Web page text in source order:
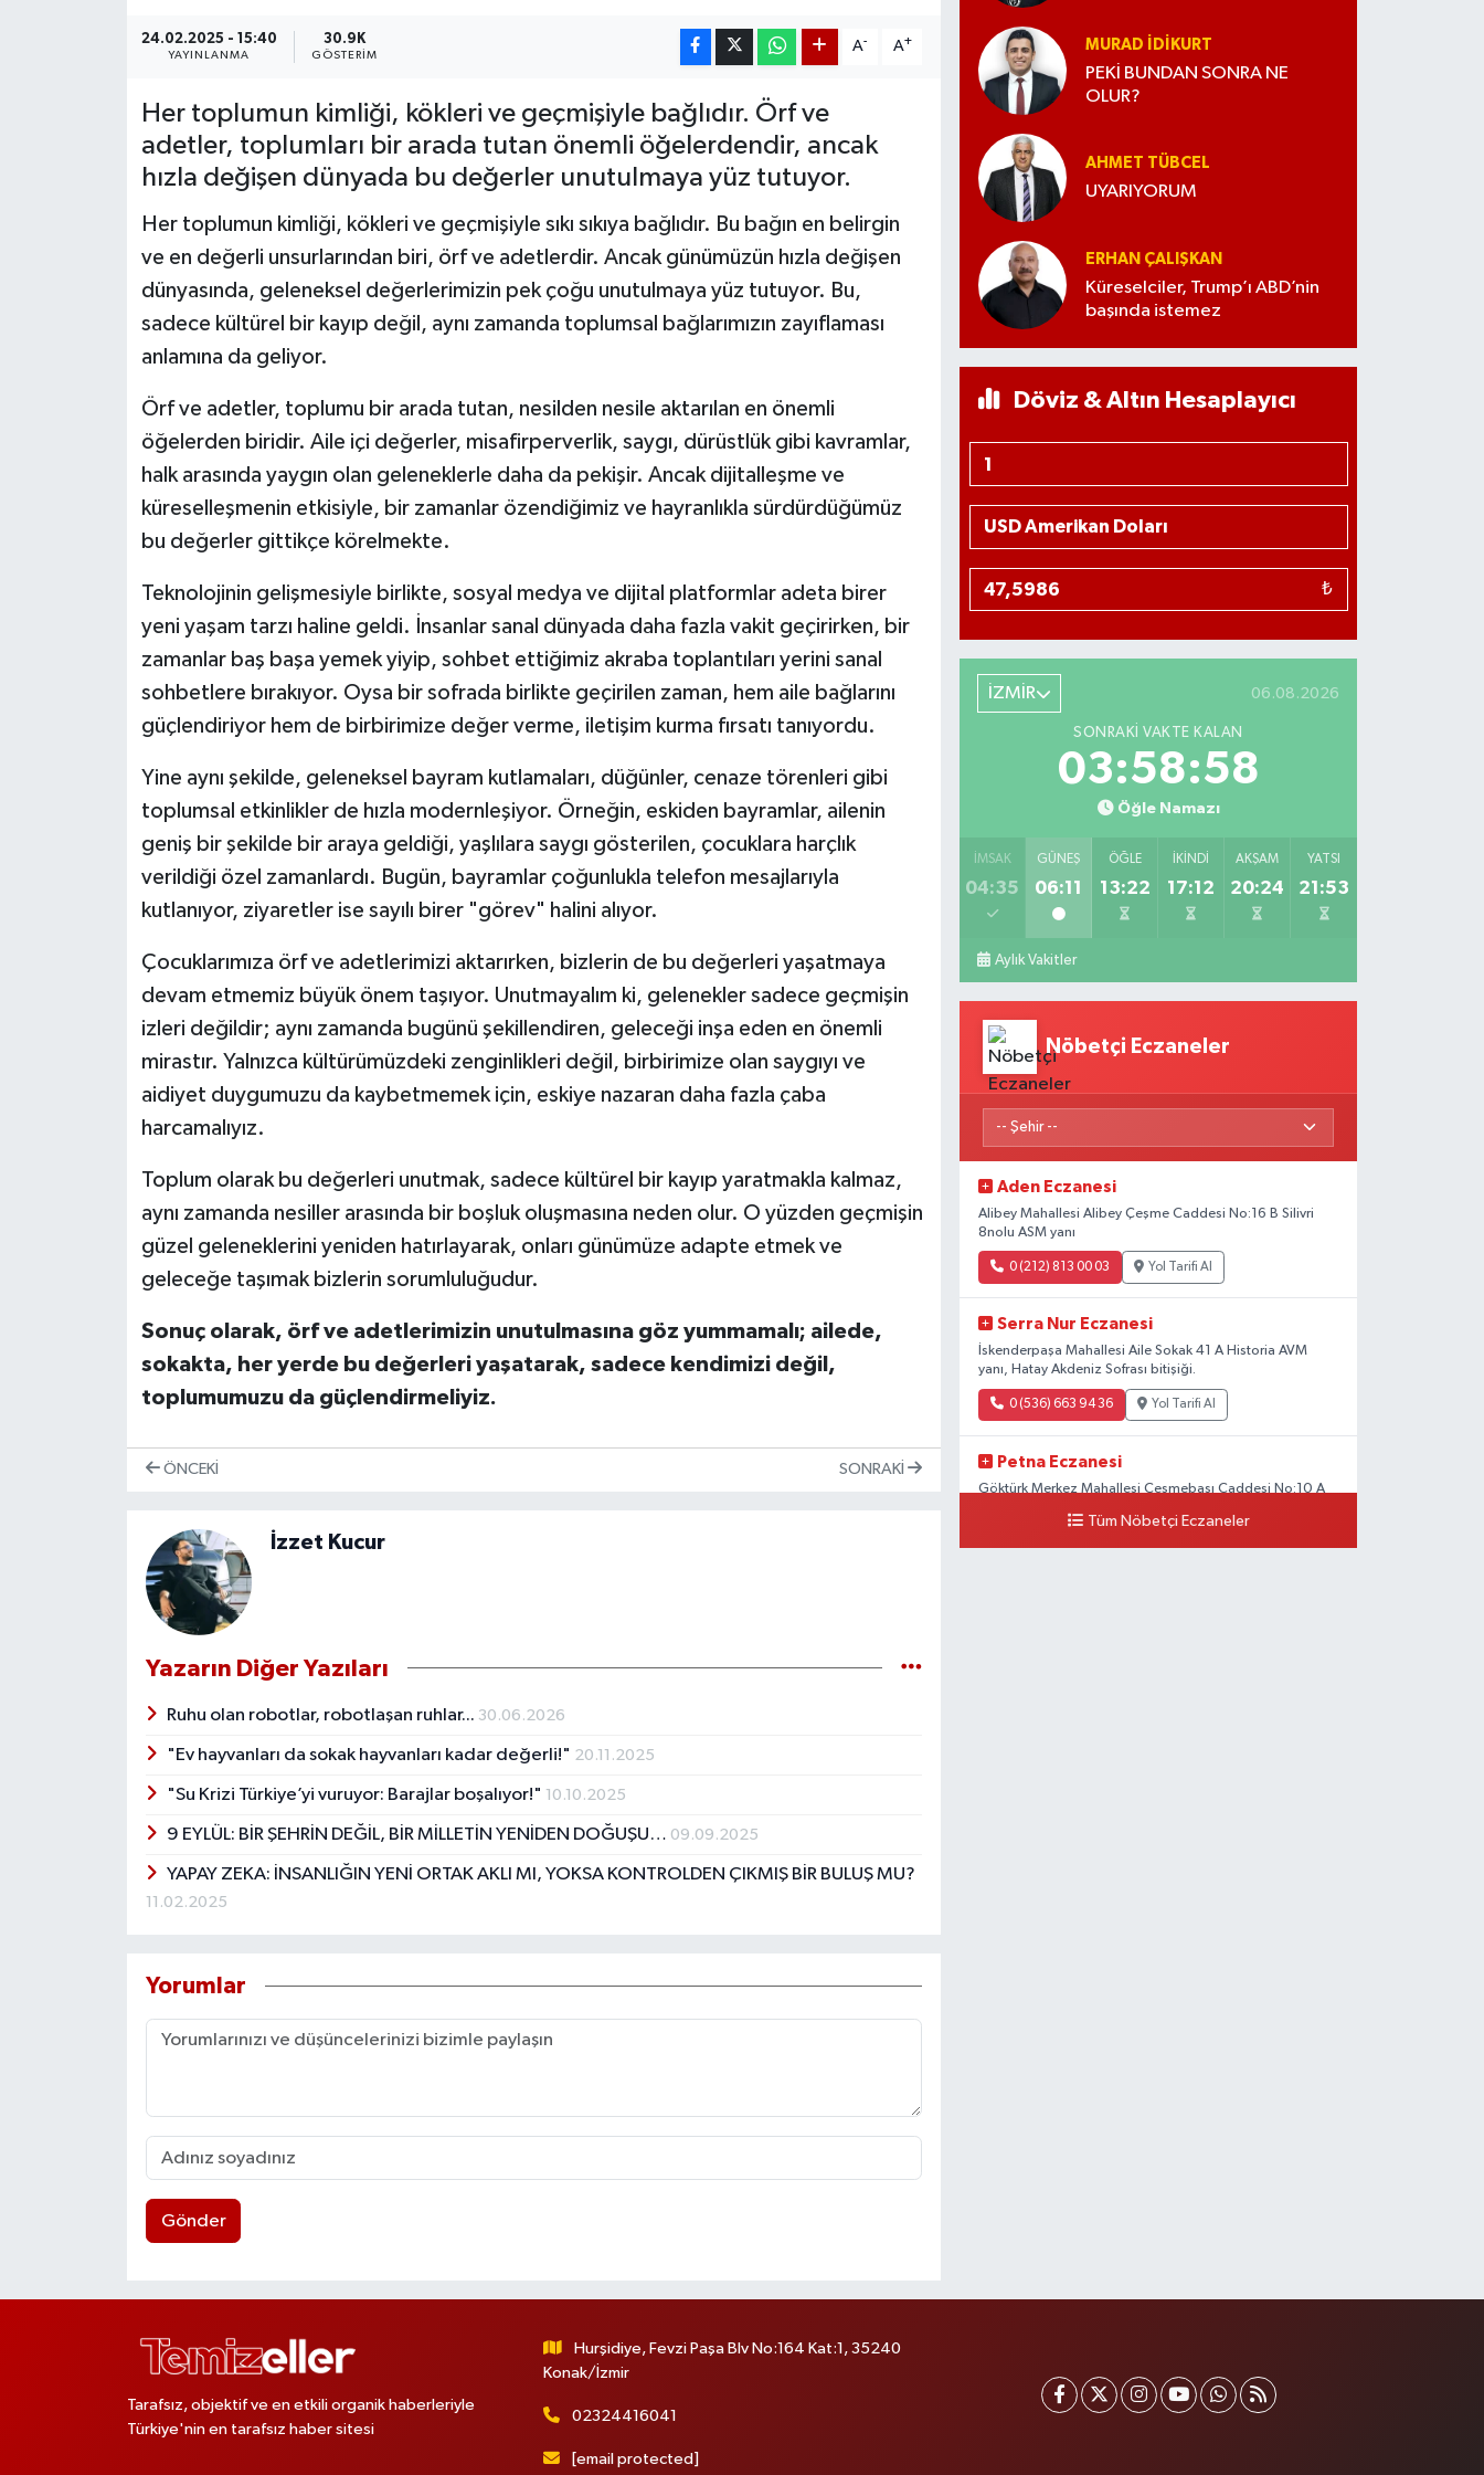
24.02.2025 - 15:40
YAYINLANMA
30.9K
GÖSTERIM
A- A+
Her toplumun kimliği, kökleri ve geçmişiyle bağlıdır. Örf ve
adetler, toplumları bir arada tutan önemli öğelerdendir, ancak
hızla değişen dünyada bu değerler unutulmaya yüz tutuyor.
Her toplumun kimliği, kökleri ve geçmişiyle sıkı sıkıya bağlıdır. Bu bağın en belirgin
ve en değerli unsurlarından biri, örf ve adetlerdir. Ancak günümüzün hızla değişen
dünyasında, geleneksel değerlerimizin pek çoğu unutulmaya yüz tutuyor. Bu,
sadece kültürel bir kayıp değil, aynı zamanda toplumsal bağlarımızın zayıflaması
anlamına da geliyor.
Örf ve adetler, toplumu bir arada tutan, nesilden nesile aktarılan en önemli
öğelerden biridir. Aile içi değerler, misafirperverlik, saygı, dürüstlük gibi kavramlar,
halk arasında yaygın olan geleneklerle daha da pekişir. Ancak dijitalleşme ve
küreselleşmenin etkisiyle, bir zamanlar özendiğimiz ve hayranlıkla sürdürdüğümüz
bu değerler gittikçe körelmekte.
Teknolojinin gelişmesiyle birlikte, sosyal medya ve dijital platformlar adeta birer
yeni yaşam tarzı haline geldi. İnsanlar sanal dünyada daha fazla vakit geçirirken, bir
zamanlar baş başa yemek yiyip, sohbet ettiğimiz akraba toplantıları yerini sanal
sohbetlere bırakıyor. Oysa bir sofrada birlikte geçirilen zaman, hem aile bağlarını
güçlendiriyor hem de birbirimize değer verme, iletişim kurma fırsatı tanıyordu.
Yine aynı şekilde, geleneksel bayram kutlamaları, düğünler, cenaze törenleri gibi
toplumsal etkinlikler de hızla modernleşiyor. Örneğin, eskiden bayramlar, ailenin
geniş bir şekilde bir araya geldiği, yaşlılara saygı gösterilen, çocuklara harçlık
verildiği özel zamanlardı. Bugün, bayramlar çoğunlukla telefon mesajlarıyla
kutlanıyor, ziyaretler ise sayılı birer "görev" halini alıyor.
Çocuklarımıza örf ve adetlerimizi aktarırken, bizlerin de bu değerleri yaşatmaya
devam etmemiz büyük önem taşıyor. Unutmayalım ki, gelenekler sadece geçmişin
izleri değildir; aynı zamanda bugünü şekillendiren, geleceği inşa eden en önemli
mirastır. Yalnızca kültürümüzdeki zenginlikleri değil, birbirimize olan saygıyı ve
aidiyet duygumuzu da kaybetmemek için, eskiye nazaran daha fazla çaba
harcamalıyız.
Toplum olarak bu değerleri unutmak, sadece kültürel bir kayıp yaratmakla kalmaz,
aynı zamanda nesiller arasında bir boşluk oluşmasına neden olur. O yüzden geçmişin
güzel geleneklerini yeniden hatırlayarak, onları günümüze adapte etmek ve
geleceğe taşımak bizlerin sorumluluğudur.
Sonuç olarak, örf ve adetlerimizin unutulmasına göz yummamalı; ailede,
sokakta, her yerde bu değerleri yaşatarak, sadece kendimizi değil,
toplumumuzu da güçlendirmeliyiz.
ÖNCEKI SONRAKI
İzzet Kucur
Yazarın Diğer Yazıları
Ruhu olan robotlar, robotlaşan ruhlar... 30.06.2026
"Ev hayvanları da sokak hayvanları kadar değerli!" 20.11.2025
"Su Krizi Türkiye’yi vuruyor: Barajlar boşalıyor!" 10.10.2025
9 EYLÜL: BİR ŞEHRİN DEĞİL, BİR MİLLETİN YENİDEN DOĞUŞU… 09.09.2025
YAPAY ZEKA: İNSANLIĞIN YENİ ORTAK AKLI MI, YOKSA KONTROLDEN ÇIKMIŞ BİR BULUŞ MU?
11.02.2025
Yorumlar
Gönder
MURAD İDIKURT
PEKİ BUNDAN SONRA NE
OLUR?
AHMET TÜBCEL
UYARIYORUM
ERHAN ÇALIŞKAN
Küreselciler, Trump’ı ABD’nin
başında istemez
Döviz & Altın Hesaplayıcı
₺
İZMİR 06.08.2026
SONRAKI VAKTE KALAN
03:58:58
Öğle Namazı
İMSAK
04:35
GÜNEŞ
06:11
ÖĞLE
13:22
İKINDI
17:12
AKŞAM
20:24
YATSI
21:53
Aylık Vakitler
Nöbetçi Eczaneler
Aden Eczanesi
Alibey Mahallesi Alibey Çeşme Caddesi No:16 B Silivri
8nolu ASM yanı
0 (212) 813 00 03 Yol Tarifi Al
Serra Nur Eczanesi
İskenderpaşa Mahallesi Aile Sokak 41 A Historia AVM
yanı, Hatay Akdeniz Sofrası bitişiği.
0 (536) 663 94 36 Yol Tarifi Al
Petna Eczanesi
Göktürk Merkez Mahallesi Çeşmebaşı Caddesi No:10 A
0 (212) 360 18 23 Yol Tarifi Al
karşısında)
Tüm Nöbetçi Eczaneler
Tarafsız, objektif ve en etkili organik haberleriyle
Türkiye'nin en tarafsız haber sitesi
Hurşidiye, Fevzi Paşa Blv No:164 Kat:1, 35240
Konak/İzmir
02324416041
[email protected]